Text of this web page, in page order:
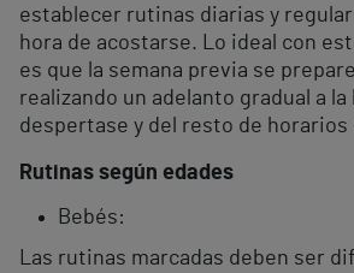
establecer rutinas diarias y regular
hora de acostarse. Lo ideal con
es que la semana previa se
realizando un adelanto gradual a la
despertase y del resto de horarios
Rutinas según edades
Bebés:
Las rutinas marcadas deben ser